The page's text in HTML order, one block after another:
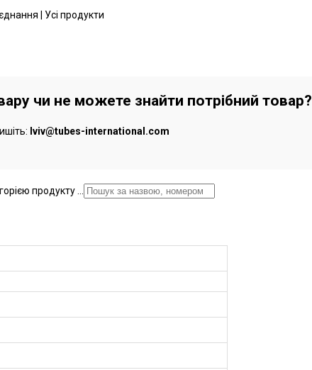
| Усі продукти
чи не можете знайти потрібний товар?
lviv@tubes-international.com
продукту ...